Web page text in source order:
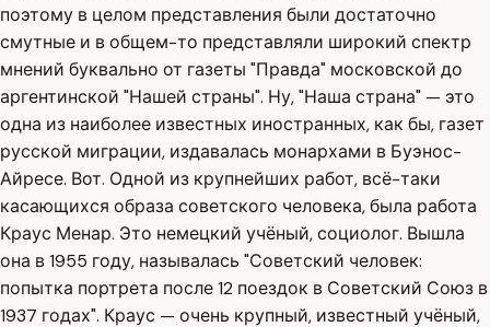
поэтому в целом представления были достаточно
смутные и в общем-то представляли широкий спектр
мнений буквально от газеты "Правда" московской до
аргентинской "Нашей страны". Ну, "Наша страна" — это
одна из наиболее известных иностранных, как бы, газет
русской миграции, издавалась монархами в Буэнос-
Айресе. Вот. Одной из крупнейших работ, всё-таки
касающихся образа советского человека, была работа
Краус Менар. Это немецкий учёный, социолог. Вышла
она в 1955 году, называлась "Советский человек:
попытка портрета после 12 поездок в Советский Союз в
1937 годах". Краус — очень крупный, известный учёный,